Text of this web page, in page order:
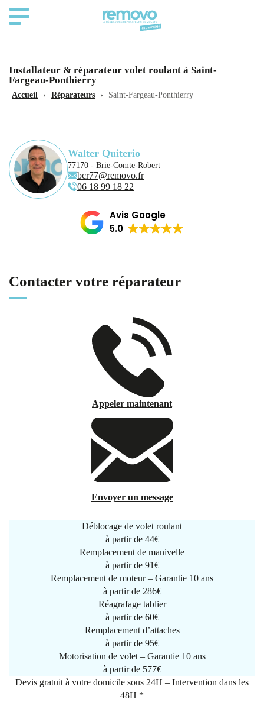
Installateur & réparateur volet roulant à Saint-
Fargeau-Ponthierry
Accueil › Réparateurs › Saint-Fargeau-Ponthierry
Walter Quiterio
77170 - Brie-Comte-Robert
bcr77@removo.fr
06 18 99 18 22
Avis Google
5.0
Contacter votre réparateur
Appeler maintenant
Envoyer un message
Déblocage de volet roulant
à partir de 44€
Remplacement de manivelle
à partir de 91€
Remplacement de moteur – Garantie 10 ans
à partir de 286€
Réagrafage tablier
à partir de 60€
Remplacement d’attaches
à partir de 95€
Motorisation de volet – Garantie 10 ans
à partir de 577€
Devis gratuit à votre domicile sous 24H – Intervention dans les
48H *